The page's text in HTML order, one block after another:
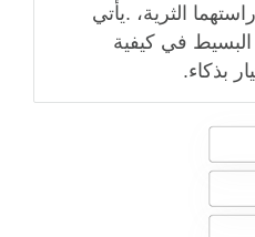
الثرية، .يأتي
البسيط في كيفية
بذكاء.